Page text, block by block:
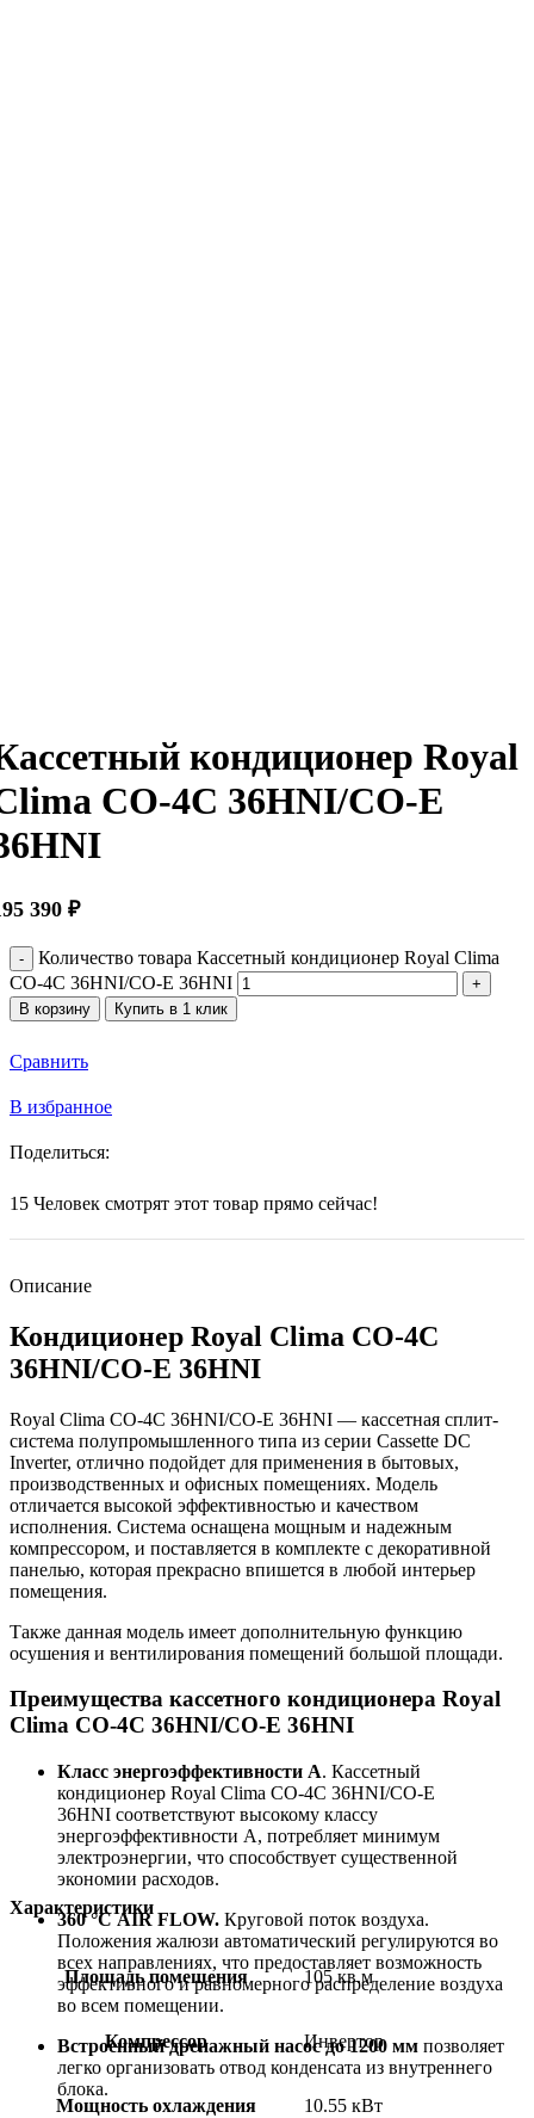
кондиционер Royal
CO-4C 36HNI/CO-E
390 ₽
Количество товара Кассетный кондиционер Royal Clima
CO-4C 36HNI/CO-E 36HNI
В корзину Купить в 1 клик
Сравнить
В избранное
Поделиться:
15 Человек смотрят этот товар прямо сейчас!
Описание
Кондиционер Royal Clima CO-4C
36HNI/CO-E 36HNI
Royal Clima CO-4C 36HNI/CO-E 36HNI — кассетная сплит-
система полупромышленного типа из серии Cassette DC
Inverter, отлично подойдет для применения в бытовых,
производственных и офисных помещениях. Модель
отличается высокой эффективностью и качеством
исполнения. Система оснащена мощным и надежным
компрессором, и поставляется в комплекте с декоративной
панелью, которая прекрасно впишется в любой интерьер
помещения.
Также данная модель имеет дополнительную функцию
осушения и вентилирования помещений большой площади.
Преимущества кассетного кондиционера Royal
Clima CO-4C 36HNI/CO-E 36HNI
Класс энергоэффективности А. Кассетный
кондиционер Royal Clima CO-4C 36HNI/CO-E
36HNI соответствуют высокому классу
энергоэффективности A, потребляет минимум
электроэнергии, что способствует существенной
экономии расходов.
360 °С AIR FLOW. Круговой поток воздуха.
Положения жалюзи автоматический регулируются во
всех направлениях, что предоставляет возможность
эффективного и равномерного распределение воздуха
во всем помещении.
Встроенный дренажный насос до 1200 мм позволяет
легко организовать отвод конденсата из внутреннего
блока.
Характеристики
Площадь помещения 105 кв.м
Компрессор Инвертор
Мощность охлаждения 10.55 кВт